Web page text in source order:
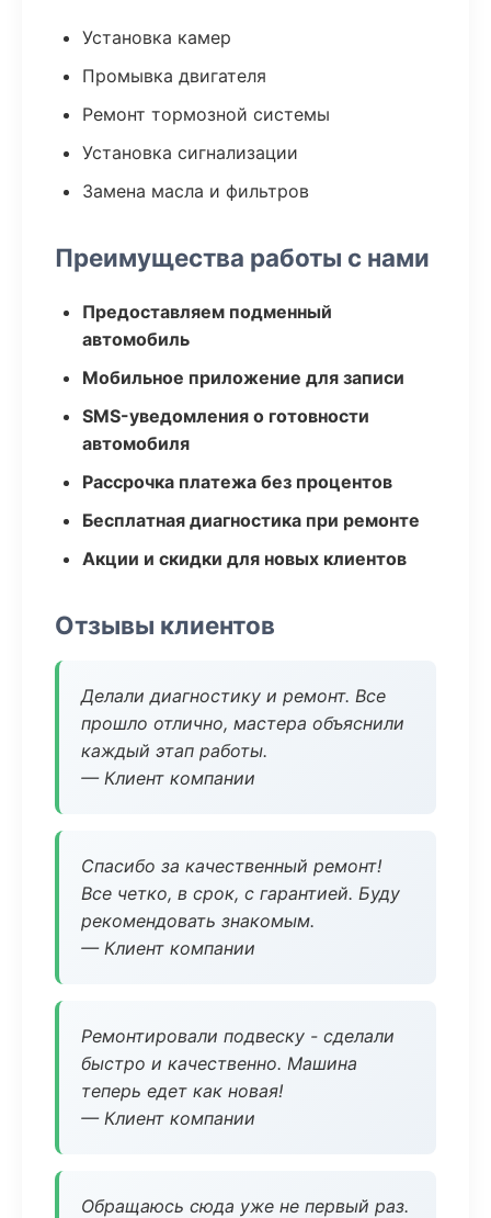
Установка камер
Промывка двигателя
Ремонт тормозной системы
Установка сигнализации
Замена масла и фильтров
Преимущества работы с нами
Предоставляем подменный
автомобиль
Мобильное приложение для записи
SMS-уведомления о готовности
автомобиля
Рассрочка платежа без процентов
Бесплатная диагностика при ремонте
Акции и скидки для новых клиентов
Отзывы клиентов
Делали диагностику и ремонт. Все
прошло отлично, мастера объяснили
каждый этап работы.
— Клиент компании
Спасибо за качественный ремонт!
Все четко, в срок, с гарантией. Буду
рекомендовать знакомым.
— Клиент компании
Ремонтировали подвеску - сделали
быстро и качественно. Машина
теперь едет как новая!
— Клиент компании
Обращаюсь сюда уже не первый раз.